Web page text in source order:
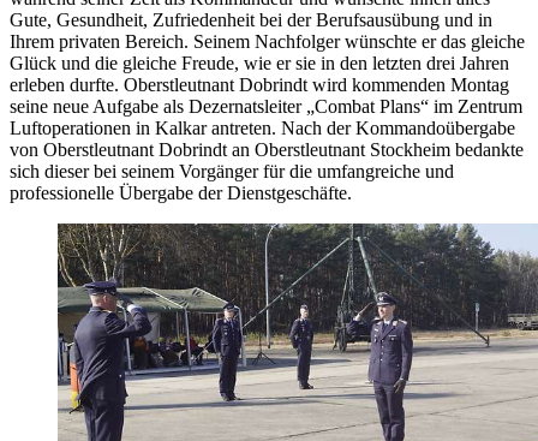
Gute, Gesundheit, Zufriedenheit bei der Berufsausübung und in
Ihrem privaten Bereich. Seinem Nachfolger wünschte er das gleiche
Glück und die gleiche Freude, wie er sie in den letzten drei Jahren
erleben durfte. Oberstleutnant Dobrindt wird kommenden Montag
seine neue Aufgabe als Dezernatsleiter „Combat Plans“ im Zentrum
Luftoperationen in Kalkar antreten. Nach der Kommandoübergabe
von Oberstleutnant Dobrindt an Oberstleutnant Stockheim bedankte
sich dieser bei seinem Vorgänger für die umfangreiche und
professionelle Übergabe der Dienstgeschäfte.